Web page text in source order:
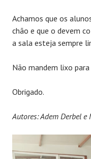
Achamos que os
chão e que o devem
a sala esteja sempre
Não mandem lixo
Obrigado.
Autores: Adem Derbel